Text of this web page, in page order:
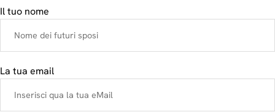
Il tuo nome
La tua email